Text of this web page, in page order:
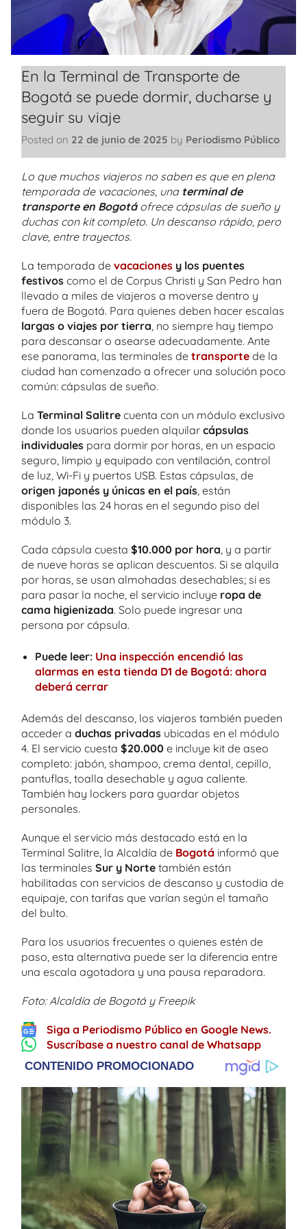
En la Terminal de Transporte de
Bogotá se puede dormir, ducharse y
seguir su viaje
Posted on 22 de junio de 2025 by Periodismo Público
Lo que muchos viajeros no saben es que en plena
temporada de vacaciones, una terminal de
transporte en Bogotá ofrece cápsulas de sueño y
duchas con kit completo. Un descanso rápido, pero
clave, entre trayectos.
La temporada de vacaciones y los puentes
festivos como el de Corpus Christi y San Pedro han
llevado a miles de viajeros a moverse dentro y
fuera de Bogotá. Para quienes deben hacer escalas
largas o viajes por tierra , no siempre hay tiempo
para descansar o asearse adecuadamente. Ante
ese panorama, las terminales de transporte de la
ciudad han comenzado a ofrecer una solución poco
común: cápsulas de sueño.
La Terminal Salitre cuenta con un módulo exclusivo
donde los usuarios pueden alquilar cápsulas
individuales para dormir por horas, en un espacio
seguro, limpio y equipado con ventilación, control
de luz, Wi-Fi y puertos USB. Estas cápsulas, de
origen japonés y únicas en el país , están
disponibles las 24 horas en el segundo piso del
módulo 3.
Cada cápsula cuesta $10.000 por hora , y a partir
de nueve horas se aplican descuentos. Si se alquila
por horas, se usan almohadas desechables; si es
para pasar la noche, el servicio incluye ropa de
cama higienizada. Solo puede ingresar una
persona por cápsula.
Puede leer: Una inspección encendió las
alarmas en esta tienda D1 de Bogotá: ahora
deberá cerrar
Además del descanso, los viajeros también pueden
acceder a duchas privadas ubicadas en el módulo
4. El servicio cuesta $20.000 e incluye kit de aseo
completo: jabón, shampoo, crema dental, cepillo,
pantuflas, toalla desechable y agua caliente.
También hay lockers para guardar objetos
personales.
Aunque el servicio más destacado está en la
Terminal Salitre, la Alcaldía de Bogotá informó que
las terminales Sur y Norte también están
habilitadas con servicios de descanso y custodia de
equipaje, con tarifas que varían según el tamaño
del bulto.
Para los usuarios frecuentes o quienes estén de
paso, esta alternativa puede ser la diferencia entre
una escala agotadora y una pausa reparadora.
Foto: Alcaldía de Bogotá y Freepik
Siga a Periodismo Público en Google News.
Suscríbase a nuestro canal de Whatsapp